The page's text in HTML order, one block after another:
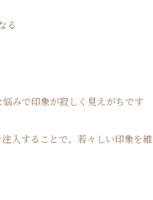
る
みで印象が寂しく見えがちです
入することで、若々しい印象を維